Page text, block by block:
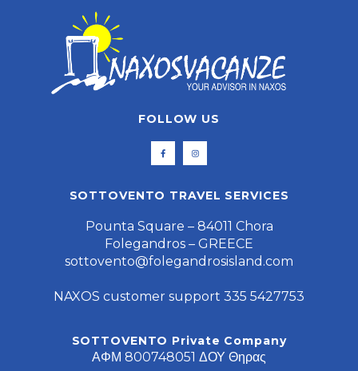
FOLLOW US
SOTTOVENTO TRAVEL SERVICES
Pounta Square – 84011 Chora
Folegandros – GREECE
sottovento@folegandrosisland.com
NAXOS customer support 335 5427753
SOTTOVENTO Private Company
ΑΦΜ 800748051 ΔΟΥ Θηρας